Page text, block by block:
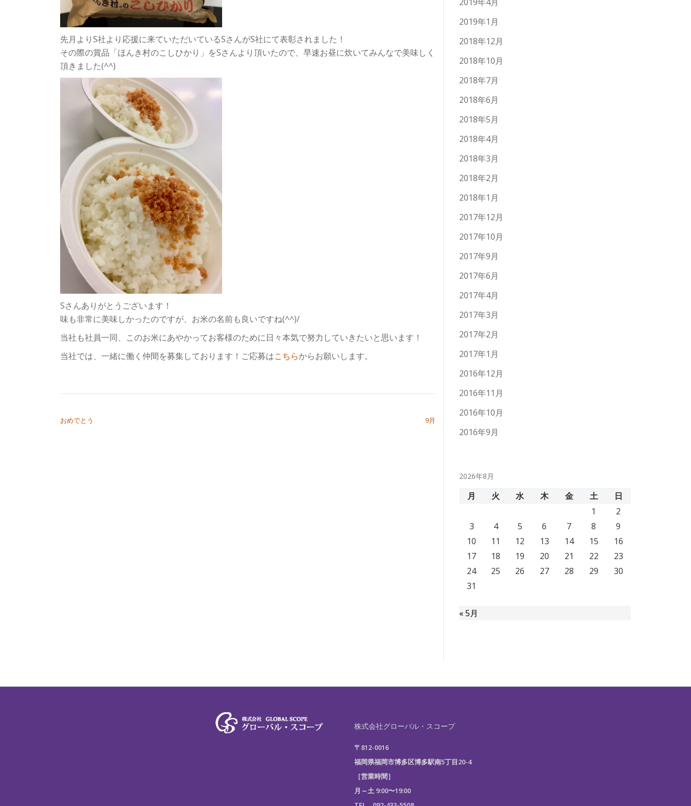
先月よりS社より応援に来ていただいているSさんがS社にて表彰されました！
その際の賞品「ほんき村のこしひかり」をSさんより頂いたので、早速お昼に炊いてみんなで美味しく
頂きました(^^)
Sさんありがとうございます！
味も非常に美味しかったのですが、お米の名前も良いですね(^^)/
当社も社員一同、このお米にあやかってお客様のために日々本気で努力していきたいと思います！
当社では、一緒に働く仲間を募集しております！ご応募はこちらからお願いします。
おめでとう 9月
2019年1月
2018年12月
2018年10月
2018年7月
2018年6月
2018年5月
2018年4月
2018年3月
2018年2月
2018年1月
2017年12月
2017年10月
2017年9月
2017年6月
2017年4月
2017年3月
2017年2月
2017年1月
2016年12月
2016年11月
2016年10月
2016年9月
2026年8月
月 火 水 木 金 土
日
1
2
3
4 5 6 7 8
9
10
11 12 13 14 15
16
17
18 19 20 21 22
23
24
25 26 27 28 29
30
31
« 5月
株式会社グローバル・スコープ
〒812-0016
福岡県福岡市博多区博多駅南5丁目20-4
［営業時間］
月～土 9:00〜19:00